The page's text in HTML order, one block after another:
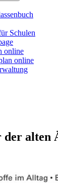
Schulen
online
online
alten